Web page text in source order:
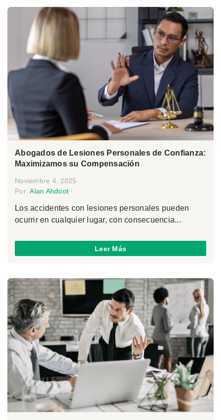
Abogados de Lesiones Personales de Confianza:
Maximizamos su Compensación
Noviembre 4, 2025
Por:Alan Ahdoot
Los accidentes con lesiones personales pueden
ocurrir en cualquier lugar, con consecuencia...
Leer Más